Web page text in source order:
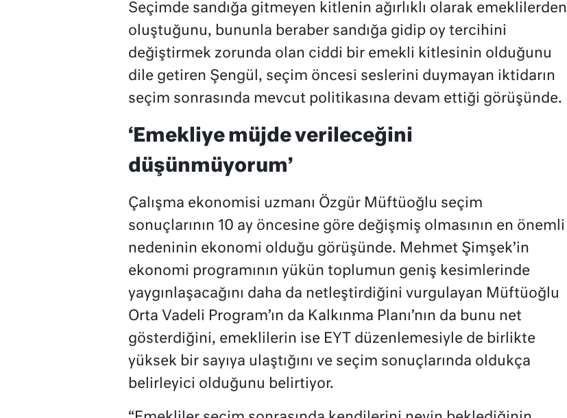
Seçimde sandığa gitmeyen kitlenin ağırlıklı olarak emeklilerden
oluştuğunu, bununla beraber sandığa gidip oy tercihini
değiştirmek zorunda olan ciddi bir emekli kitlesinin olduğunu
dile getiren Şengül, seçim öncesi seslerini duymayan iktidarın
seçim sonrasında mevcut politikasına devam ettiği görüşünde.
‘Emekliye müjde verileceğini
düşünmüyorum’
Çalışma ekonomisi uzmanı Özgür Müftüoğlu seçim
sonuçlarının 10 ay öncesine göre değişmiş olmasının en önemli
nedeninin ekonomi olduğu görüşünde. Mehmet Şimşek’in
ekonomi programının yükün toplumun geniş kesimlerinde
yaygınlaşacağını daha da netleştirdiğini vurgulayan Müftüoğlu
Orta Vadeli Program’ın da Kalkınma Planı’nın da bunu net
gösterdiğini, emeklilerin ise EYT düzenlemesiyle de birlikte
yüksek bir sayıya ulaştığını ve seçim sonuçlarında oldukça
belirleyici olduğunu belirtiyor.